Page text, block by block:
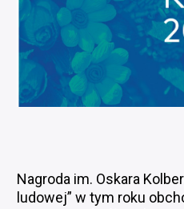
Nagroda im. Oskara
ludowej” w tym roku